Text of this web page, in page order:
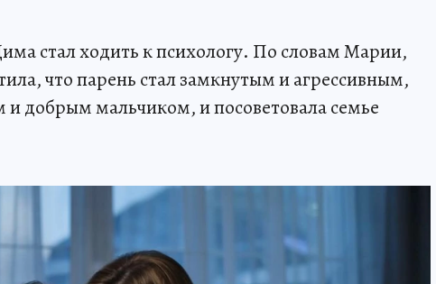
стал ходить к психологу. По словам Марии,
что парень стал замкнутым и агрессивным,
добрым мальчиком, и посоветовала семье